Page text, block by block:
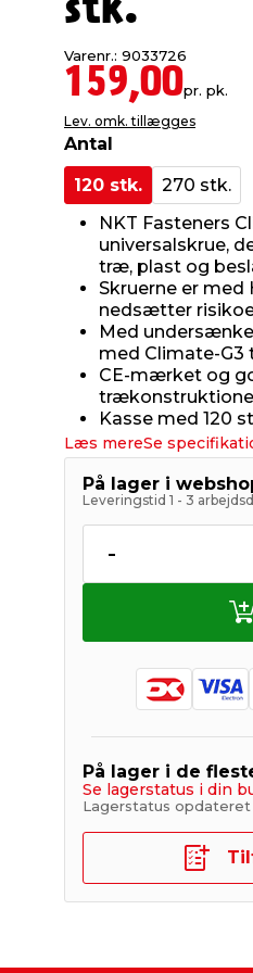
stk.
Varenr.: 9033726
159,00pr. pk.
Lev. omk. tillægges
Antal
120 stk.
270 stk.
NKT Fasteners
universalskrue,
træ, plast og
Skruerne er med
nedsætter
Med
med Climate-G3
CE-mærket og
Kasse med 120
Læs mereSe
På lager i
Leveringstid 1 - 3
-
På lager i de
Se lagerstatus i din
Lagerstatus opdateret